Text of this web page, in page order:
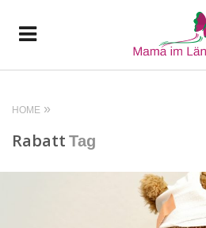
HOME
Rabatt Tag